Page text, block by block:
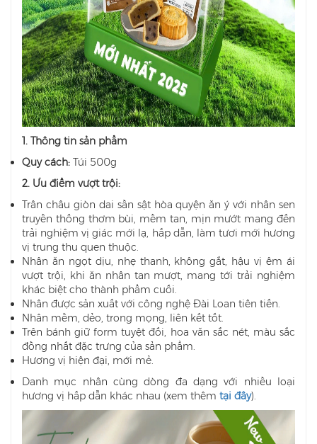
1. Thông tin sản phẩm
Quy cách: Túi 500g
2. Ưu điểm vượt trội:
Trân châu giòn dai sần sật hòa quyện ăn ý với nhân sen
truyền thống thơm bùi, mềm tan, mịn mướt mang đến
trải nghiệm vị giác mới lạ, hấp dẫn, làm tươi mới hương
vị trung thu quen thuộc.
Nhân ăn ngọt dịu, nhẹ thanh, không gắt, hậu vị êm ái
vượt trội, khi ăn nhân tan mượt, mang tới trải nghiệm
khác biệt cho thành phẩm cuối.
Nhân được sản xuất với công nghệ Đài Loan tiên tiến.
Nhân mềm, dẻo, trong mọng, liên kết tốt.
Trên bánh giữ form tuyệt đối, hoa văn sắc nét, màu sắc
đồng nhất đặc trưng của sản phẩm.
Hương vị hiện đại, mới mẻ.
Danh mục nhân cùng dòng đa dạng với nhiều loại
hương vị hấp dẫn khác nhau (xem thêm tại đây).